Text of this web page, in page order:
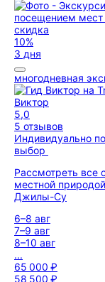
скидка
10%
3 дня
многодневная
Виктор
5,0
5 отзывов
Индивидуально
выбор
Рассмотреть все
местной
Джилы-Су
6–8 авг
7–9 авг
8–10 авг
...
65 000 ₽
58 500 ₽